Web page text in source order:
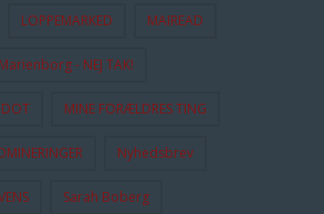
LOPPEMARKED MAIREAD
Marienborg - NEJ TAK!
MINE FORÆLDRES TING
Nyhedsbrev
Sarah Boberg